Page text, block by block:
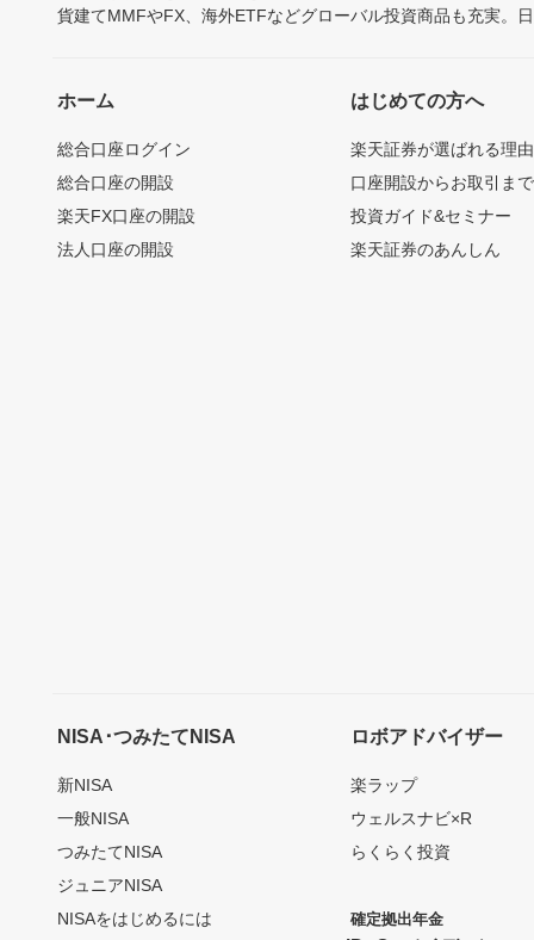
貨建てMMFやFX、海外ETFなどグローバル投資商品も充実。
ホーム
総合口座ログイン
総合口座の開設
楽天FX口座の開設
法人口座の開設
はじめての方へ
楽天証券が選ばれる理由
口座開設からお取引ま
投資ガイド&セミナー
楽天証券のあんしん
NISA･つみたてNISA
新NISA
一般NISA
つみたてNISA
ジュニアNISA
NISAをはじめるには
ロボアドバイザー
楽ラップ
ウェルスナビ×R
らくらく投資
確定拠出年金